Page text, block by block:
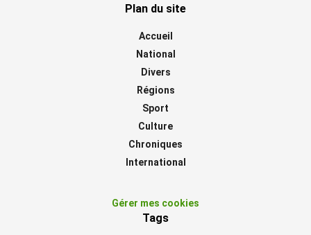
Plan du site
Accueil
National
Divers
Régions
Sport
Culture
Chroniques
International
Gérer mes cookies
Tags